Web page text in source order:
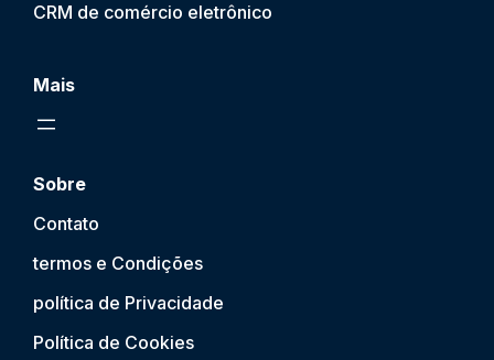
CRM de comércio eletrônico
Mais
Sobre
Contato
termos e Condições
política de Privacidade
Política de Cookies